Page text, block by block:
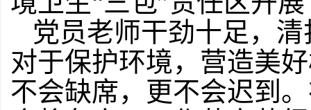
党员老师干劲十足，
对于保护环境，营造美
不会缺席，更不会迟到